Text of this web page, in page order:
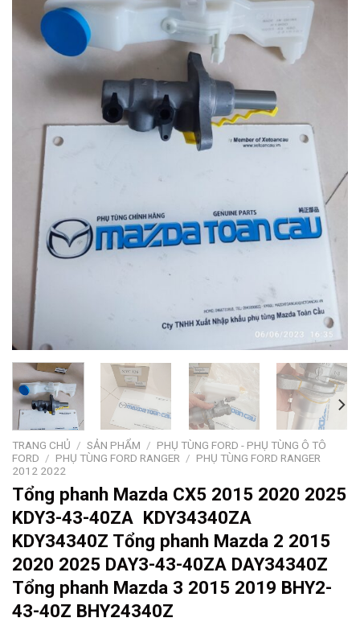
TRANG CHỦ / SẢN PHẨM / PHỤ TÙNG FORD - PHỤ TÙNG Ô TÔ
FORD / PHỤ TÙNG FORD RANGER / PHỤ TÙNG FORD RANGER
2012 2022
Tổng phanh Mazda CX5 2015 2020 2025
KDY3-43-40ZA KDY34340ZA
KDY34340Z Tổng phanh Mazda 2 2015
2020 2025 DAY3-43-40ZA DAY34340Z
Tổng phanh Mazda 3 2015 2019 BHY2-
43-40Z BHY24340Z